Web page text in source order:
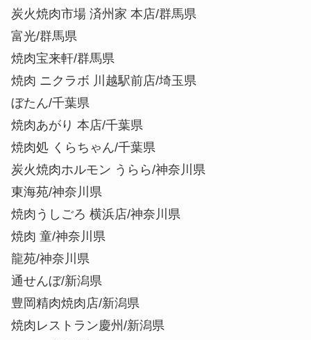
炭火焼肉市場 済州家 本店/群馬県
富光/群馬県
焼肉宝来軒/群馬県
焼肉 ニクラボ 川越駅前店/埼玉県
ぼたん/千葉県
焼肉あがり 本店/千葉県
焼肉処 くらちゃん/千葉県
炭火焼肉ホルモン うらら/神奈川県
東海苑/神奈川県
焼肉うしごろ 横浜店/神奈川県
焼肉 童/神奈川県
龍苑/神奈川県
通せんぼ/新潟県
豊岡精肉焼肉店/新潟県
焼肉レストラン慶州/新潟県